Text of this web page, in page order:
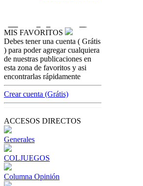
casinos-colombia-noticias
Coljuegos regularía peleas de
[ Cerrar X ]
MVE ADS
Advertisement
MIS FAVORITOS
Debes tener una cuenta ( Grátis
) para poder agregar cualquiera
de nuestras publicaciones en
esta zona de favoritos y asi
encontrarlas rápidamente
Crear cuenta (Grátis)
ACCESOS DIRECTOS
Generales
COLJUEGOS
Columna Opinión